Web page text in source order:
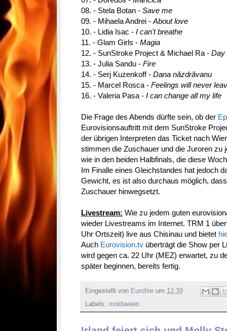
08. - Stela Botan - Save me
09. - Mihaela Andrei - About love
10. - Lidia Isac - I can't breathe
11. - Glam Girls - Magia
12. - SunStroke Project & Michael Ra - Day
13. - Julia Sandu - Fire
14. - Serj Kuzenkoff - Dana năzdrăvanu
15. - Marcel Rosca - Feelings will never
16. - Valeria Pasa - I can change all my life
Die Frage des Abends dürfte sein, ob der
Eurovisionsauftritt mit dem SunStroke
der übrigen Interpreten das Ticket nach
stimmen die Zuschauer und die Juroren zu
wie in den beiden Halbfinals, die diese
Im Finalle eines Gleichstandes hat jedoch
Gewicht, es ist also durchaus möglich,
Zuschauer hinwegsetzt.
Livestream: Wie zu jedem guten
wieder Livestreams im Internet. TRM 1
Uhr Ortszeit) live aus Chisinau und bietet
Auch Eurovision.tv überträgt die Show per
wird gegen ca. 22 Uhr (MEZ) erwartet, zu
später beginnen, bereits fertig.
Eingestellt von Eurofire um 12:39
Labels: moldawien